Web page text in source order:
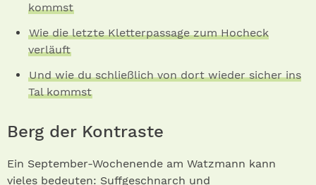
kommst
Wie die letzte Kletterpassage zum Hocheck
verläuft
Und wie du schließlich von dort wieder sicher ins
Tal kommst
Berg der Kontraste
Ein September-Wochenende am Watzmann kann
vieles bedeuten: Suffgeschnarch und